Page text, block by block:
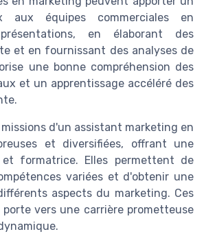
aux équipes commerciales en
en élaborant des
et en fournissant des analyses de
une bonne compréhension des
et un apprentissage accéléré des
d'un assistant marketing en
et diversifiées, offrant une
et formatrice. Elles permettent de
variées et d'obtenir une
aspects du marketing. Ces
vers une carrière prometteuse